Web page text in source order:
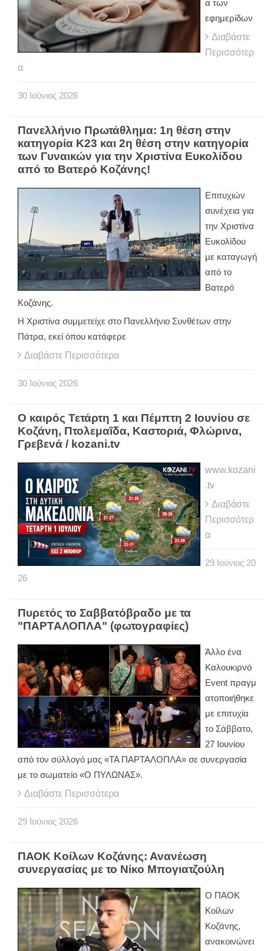
α των
εφημερίδων
Διαβάστε
Περισσότερ
α
30 Ιούνιος 2026
Πανελλήνιο Πρωτάθλημα: 1η θέση στην
κατηγορία Κ23 και 2η θέση στην κατηγορία
των Γυναικών για την Χριστίνα Ευκολίδου
από το Βατερό Κοζάνης!
Επιτυχιών
συνέχεια για
την Χριστίνα
Ευκολίδου
με καταγωγή
από το
Βατερό
Κοζάνης.
Η Χριστίνα συμμετείχε στο Πανελλήνιο Συνθέτων στην
Πάτρα, εκεί όπου κατάφερε
Διαβάστε Περισσότερα
30 Ιούνιος 2026
Ο καιρός Τετάρτη 1 και Πέμπτη 2 Ιουνίου σε
Κοζάνη, Πτολεμαΐδα, Καστοριά, Φλώρινα,
Γρεβενά / kozani.tv
www.kozani
.tv
Διαβάστε
Περισσότερ
α
29 Ιούνιος 20
26
Πυρετός το Σαββατόβραδο με τα
"ΠΑΡΤΑΛΟΠΛΑ" (φωτογραφίες)
Άλλο ένα
Καλουκιρνό
Εvent πραγμ
ατοποιήθηκε
με επιτυχία
το Σάββατο,
27 Ιουνίου
από τον σύλλογό μας «ΤΑ ΠΑΡΤΑΛΟΠΛΑ» σε συνεργασία
με το σωματείο «Ο ΠΥΛΩΝΑΣ».
Διαβάστε Περισσότερα
29 Ιούνιος 2026
ΠΑΟΚ Κοίλων Κοζάνης: Ανανέωση
συνεργασίας με το Νίκο Μπογιατζούλη
Ο ΠΑΟΚ
Κοίλων
Κοζάνης,
ανακοινώνει